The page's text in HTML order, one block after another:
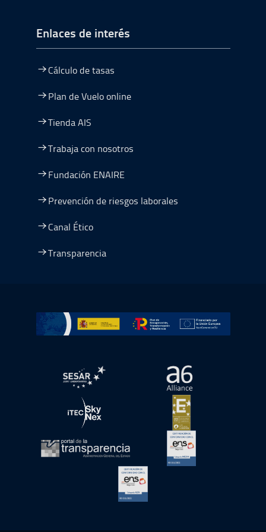
Enlaces de interés
Cálculo de tasas
Plan de Vuelo online
Tienda AIS
Trabaja con nosotros
Fundación ENAIRE
Prevención de riesgos laborales
Canal Ético
Transparencia
Ir a Plan de Recuperación, Transformación y
abre en ventana nueva abre en ventana
abre en ventana nueva abre en ventana
abre en ventana nueva